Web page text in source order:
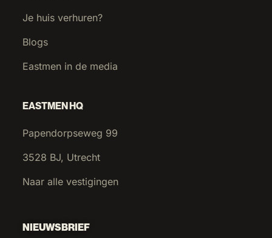
Je huis verhuren?
Blogs
Eastmen in de media
EASTMEN HQ
Papendorpseweg 99
3528 BJ, Utrecht
Naar alle vestigingen
NIEUWSBRIEF